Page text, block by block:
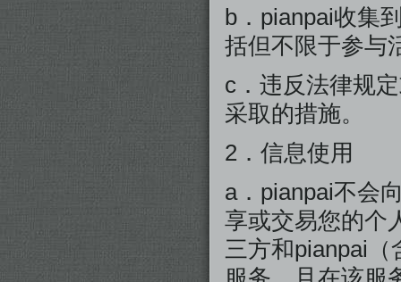
b．pianpai收集
括但不限于参与
c．违反法律规
采取的措施。
2．信息使用
a．pianpai不会
享或交易您的个
三方和pianpai